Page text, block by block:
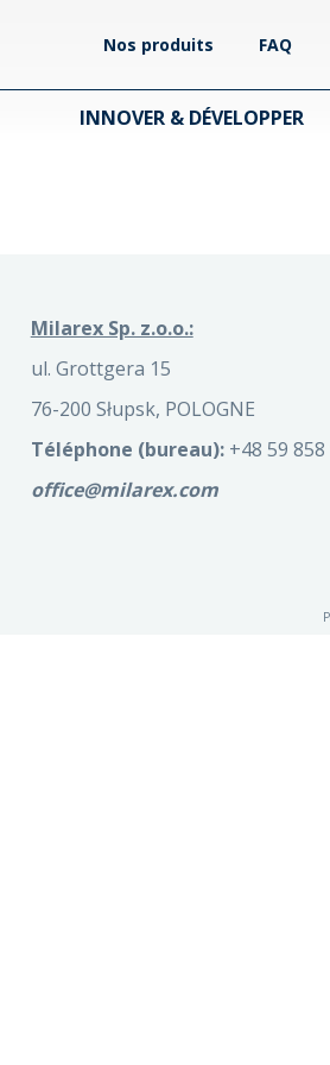
Nos produits FAQ
INNOVER & DÉVELOPPER
Milarex Sp. z.o.o.:
ul. Grottgera 15
76-200 Słupsk, POLOGNE
Téléphone (bureau):+48 59 858
office@milarex.com